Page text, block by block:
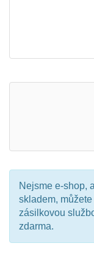
Nejsme e-shop,
skladem,
zásilkovou
zdarma.